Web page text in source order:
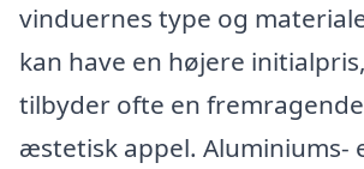
vinduernes type og
kan have en højere
tilbyder ofte en
æstetisk appel. Aluminiums-